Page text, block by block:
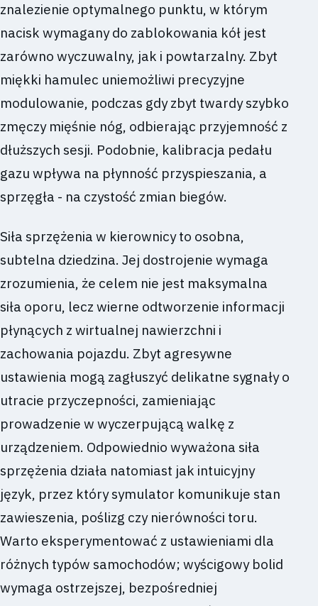
znalezienie optymalnego punktu, w którym
nacisk wymagany do zablokowania kół jest
zarówno wyczuwalny, jak i powtarzalny. Zbyt
miękki hamulec uniemożliwi precyzyjne
modulowanie, podczas gdy zbyt twardy szybko
zmęczy mięśnie nóg, odbierając przyjemność z
dłuższych sesji. Podobnie, kalibracja pedału
gazu wpływa na płynność przyspieszania, a
sprzęgła - na czystość zmian biegów.
Siła sprzężenia w kierownicy to osobna,
subtelna dziedzina. Jej dostrojenie wymaga
zrozumienia, że celem nie jest maksymalna
siła oporu, lecz wierne odtworzenie informacji
płynących z wirtualnej nawierzchni i
zachowania pojazdu. Zbyt agresywne
ustawienia mogą zagłuszyć delikatne sygnały o
utracie przyczepności, zamieniając
prowadzenie w wyczerpującą walkę z
urządzeniem. Odpowiednio wyważona siła
sprzężenia działa natomiast jak intuicyjny
język, przez który symulator komunikuje stan
zawieszenia, poślizg czy nierówności toru.
Warto eksperymentować z ustawieniami dla
różnych typów samochodów; wyścigowy bolid
wymaga ostrzejszej, bezpośredniej